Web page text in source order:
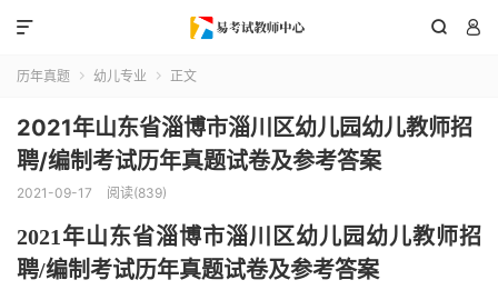
 

历年真题  幼儿专业  正文
2021年山东省淄博市淄川区幼儿园幼儿教师招
聘/编制考试历年真题试卷及参考答案
2021-09-17 阅读(839)
2021 年山东省淄博市淄川区幼儿园幼儿教师招
聘/编制考试历年真题试卷及参考答案